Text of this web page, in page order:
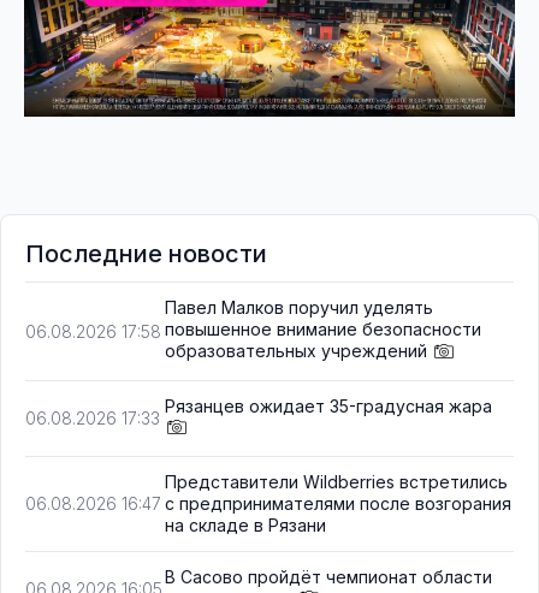
Последние новости
06.08.2026 17:58
Павел Малков поручил уделять
повышенное внимание безопасности
образовательных учреждений
06.08.2026 17:33
Рязанцев ожидает 35-градусная жара
06.08.2026 16:47
Представители Wildberries встретились
с предпринимателями после возгорания
на складе в Рязани
В Сасово пройдёт чемпионат области